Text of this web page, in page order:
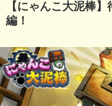
【にゃんこ大泥棒
編！